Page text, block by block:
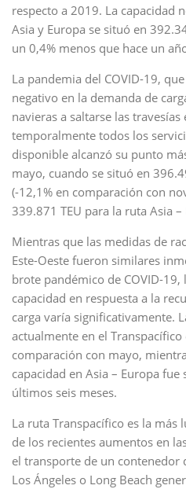
respecto a 2019. La capacidad
Asia y Europa se situó en
un 0,4% menos que hace un
La pandemia del COVID-19,
negativo en la demanda de
navieras a saltarse las
temporalmente todos los
disponible alcanzó su punto
mayo, cuando se situó en
(-12,1% en comparación con
339.871 TEU para la ruta Asia –
Mientras que las medidas de
Este-Oeste fueron similares
brote pandémico de COVID-
capacidad en respuesta a la
carga varía significativamente.
actualmente en el
comparación con mayo,
capacidad en Asia – Europa
últimos seis meses.
La ruta Transpacífico es la más
de los recientes aumentos en
el transporte de un contenedor
Los Ángeles o Long Beach